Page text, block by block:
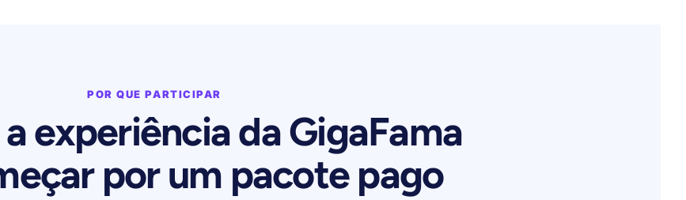
POR QUE PARTICIPAR
experiência da GigaFama
por um pacote pago